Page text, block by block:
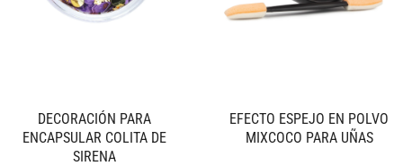
DECORACIÓN PARA
ENCAPSULAR COLITA DE
SIRENA
EFECTO ESPEJO EN POLVO
MIXCOCO PARA UÑAS